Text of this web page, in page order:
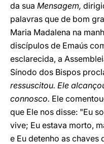
da sua Mensagem,
palavras que de bom
Maria Madalena na
discípulos de Emaús
esclarecida, a
Sínodo dos Bispos
ressuscitou. Ele
connosco. Ele
que Ele nos disse: "Eu
vive; Eu estava morto,
e Eu detenho as chaves